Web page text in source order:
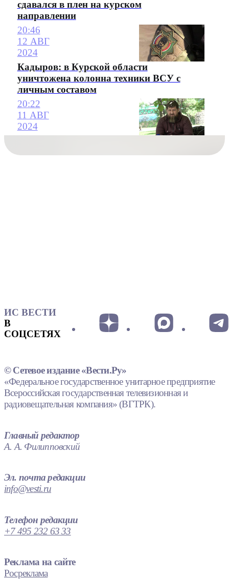
сдавался в плен на курском
направлении
20:46
12 АВГ
2024
Кадыров: в Курской области
уничтожена колонна техники ВСУ с
личным составом
20:22
11 АВГ
2024
ИС ВЕСТИ
В
СОЦСЕТЯХ
© Сетевое издание «Вести.Ру»
«Федеральное государственное унитарное предприятие
Всероссийская государственная телевизионная и
радиовещательная компания» (ВГТРК).
Главный редактор
А. А. Филипповский
Эл. почта редакции
info@vesti.ru
Телефон редакции
+7 495 232 63 33
Реклама на сайте
Росреклама